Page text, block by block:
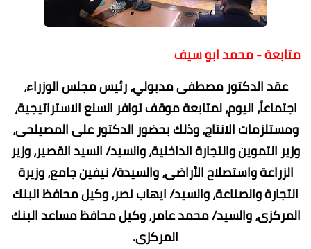
متابعة - محمد ابو سيف
عقد الدكتور مصطفى مدبولي، رئيس مجلس الوزراء،
اجتماعاً، اليوم، لمتابعة موقف توافر السلع الاستراتيجية،
ومستلزمات الانتاج، وذلك بحضور الدكتور على المصيلحى،
وزير التموين والتجارة الداخلية، والسيد/ السيد القصير، وزير
الزراعة واستصلاح الأراضى، والسيدة/ نيفين جامع، وزيرة
التجارة والصناعة، والسيد/ ايهاب نصر، وكيل محافظ البنك
المركزى، والسيد/ محمد عامر، وكيل محافظ مساعد البنك
المركزى.